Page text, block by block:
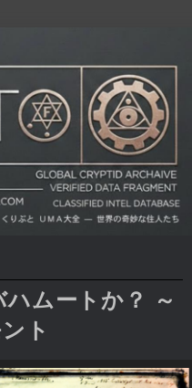
ムートか？ ～
ト